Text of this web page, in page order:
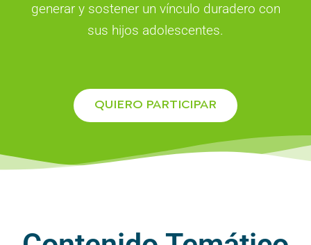
generar y sostener un vínculo duradero con
sus hijos adolescentes.
QUIERO PARTICIPAR